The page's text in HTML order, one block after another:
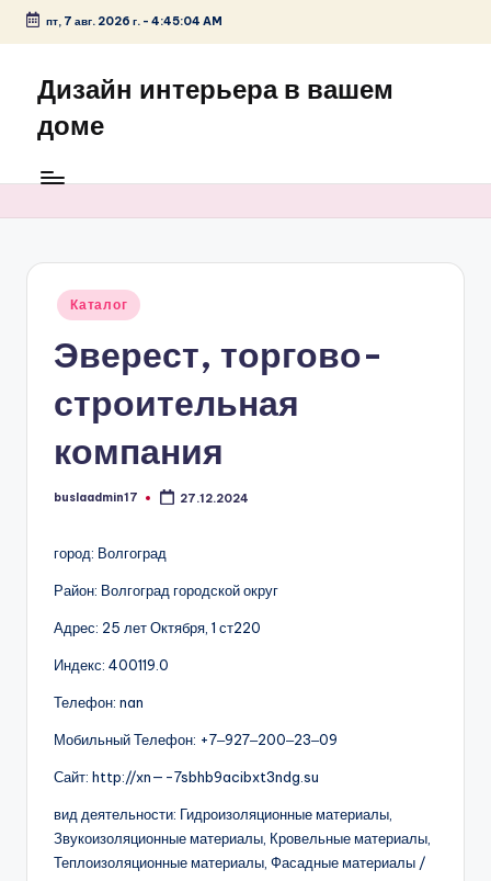
Перейти
содержимому
пт, 7 авг. 2026 г.- 4:45:04 AM
Дизайн интерьера в вашем
доме
Опубликовано
Каталог
Эверест, торгово-
строительная
компания
Запись
buslaadmin17 27.12.2024
город: Волгоград
Район: Волгоград городской округ
Адрес: 25 лет Октября, 1 ст220
Индекс: 400119.0
Телефон: nan
Мобильный Телефон: +7‒927‒200‒23‒09
Сайт: http://xn—-7sbhb9acibxt3ndg.su
вид деятельности: Гидроизоляционные материалы,
Звукоизоляционные материалы, Кровельные материалы,
Теплоизоляционные материалы, Фасадные материалы /